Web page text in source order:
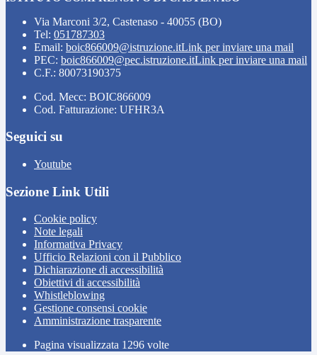
Via Marconi 3/2, Castenaso - 40055 (BO)
Tel: 051787303
Email: boic866009@istruzione.itLink per inviare una mail
PEC: boic866009@pec.istruzione.itLink per inviare una mail
C.F.: 80073190375
Cod. Mecc: BOIC866009
Cod. Fatturazione: UFHR3A
Seguici su
Youtube
Sezione Link Utili
Cookie policy
Note legali
Informativa Privacy
Ufficio Relazioni con il Pubblico
Dichiarazione di accessibilità
Obiettivi di accessibilità
Whistleblowing
Gestione consensi cookie
Amministrazione trasparente
Pagina visualizzata 1296 volte